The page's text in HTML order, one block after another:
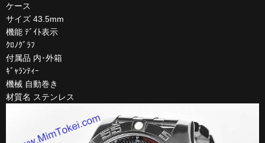
ケース
サイズ 43.5mm
機能 ﾃﾞｲﾄ表示
ｸﾛﾉｸﾞﾗﾌ
付属品 内･外箱
ｷﾞｬﾗﾝﾃｨｰ
機械 自動巻き
材質名 ステンレス